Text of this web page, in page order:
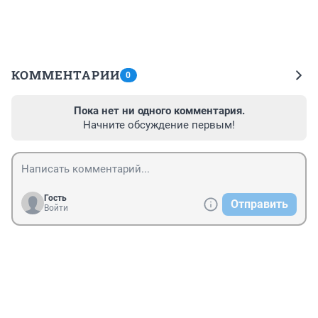
КОММЕНТАРИИ 0
Пока нет ни одного комментария.
Начните обсуждение первым!
Гость
Войти
Отправить